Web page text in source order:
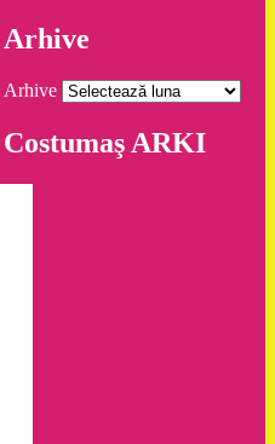
Arhive
Arhive
Costumaş ARKI